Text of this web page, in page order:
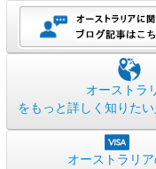
オーストラ
をもっと詳しく知りたい
オーストラリ